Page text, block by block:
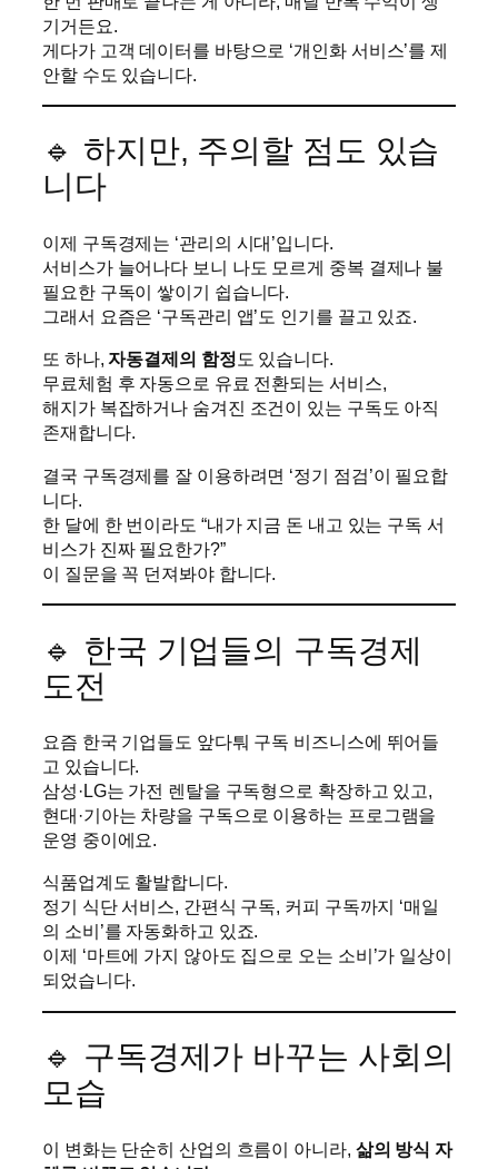
기거든요.
게다가 고객 데이터를 바탕으로 ‘개인화 서비스’를 제
안할 수도 있습니다.
🔹 하지만, 주의할 점도 있습
니다
이제 구독경제는 ‘관리의 시대’입니다.
서비스가 늘어나다 보니 나도 모르게 중복 결제나 불
필요한 구독이 쌓이기 쉽습니다.
그래서 요즘은 ‘구독관리 앱’도 인기를 끌고 있죠.
또 하나,자동결제의 함정 도 있습니다.
무료체험 후 자동으로 유료 전환되는 서비스,
해지가 복잡하거나 숨겨진 조건이 있는 구독도 아직
존재합니다.
결국 구독경제를 잘 이용하려면 ‘정기 점검’이 필요합
니다.
한 달에 한 번이라도 “내가 지금 돈 내고 있는 구독 서
비스가 진짜 필요한가?”
이 질문을 꼭 던져봐야 합니다.
🔹 한국 기업들의 구독경제
도전
요즘 한국 기업들도 앞다퉈 구독 비즈니스에 뛰어들
고 있습니다.
삼성·LG는 가전 렌탈을 구독형으로 확장하고 있고,
현대·기아는 차량을 구독으로 이용하는 프로그램을
운영 중이에요.
식품업계도 활발합니다.
정기 식단 서비스, 간편식 구독, 커피 구독까지 ‘매일
의 소비’를 자동화하고 있죠.
이제 ‘마트에 가지 않아도 집으로 오는 소비’가 일상이
되었습니다.
🔹 구독경제가 바꾸는 사회의
모습
이 변화는 단순히 산업의 흐름이 아니라, 삶의 방식 자